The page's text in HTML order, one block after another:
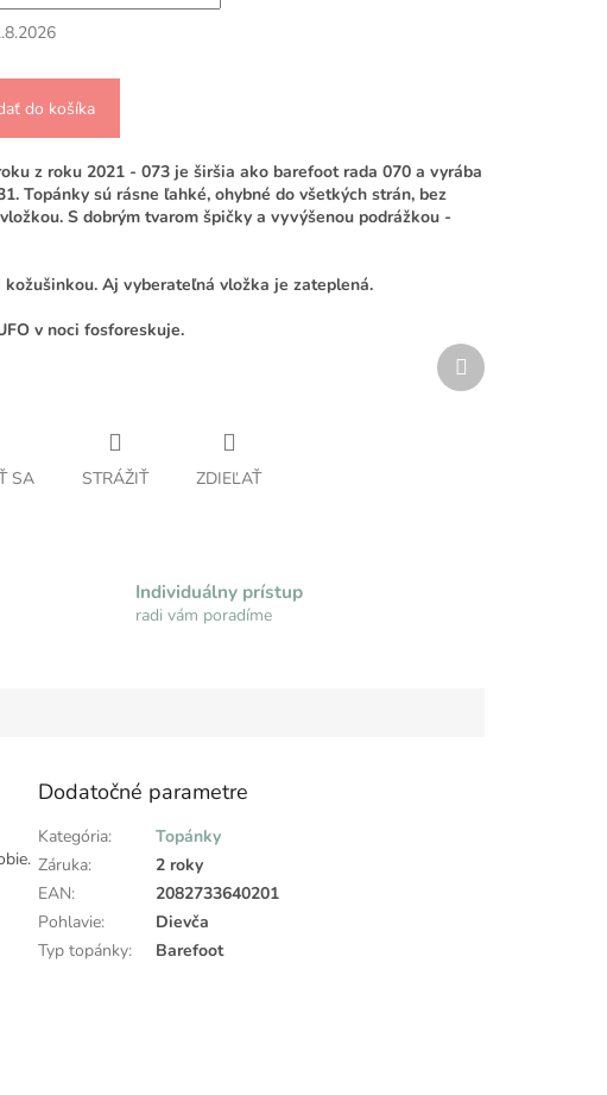
do košíka
z roku 2021 - 073 je širšia ako barefoot rada 070 a vyrába
Topánky sú rásne ľahké, ohybné do všetkých strán, bez
S dobrým tvarom špičky a vyvýšenou podrážkou -
kožušinkou. Aj vyberateľná vložka je zateplená.
v noci fosforeskuje.
SA STRÁŽIŤ ZDIEĽAŤ
Individuálny prístup
radi vám poradíme
Ďalší
produkt
Dodatočné parametre
Kategória:
Topánky
Záruka:
2 roky
EAN:
2082733640201
Pohlavie:
Dievča
Typ topánky: Barefoot